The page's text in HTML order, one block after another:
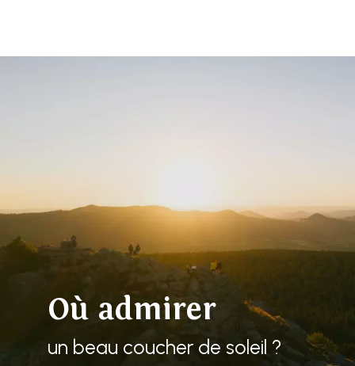
Où admirer
un beau coucher de soleil ?